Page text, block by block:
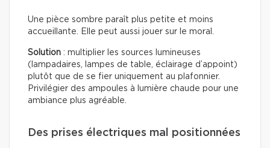
Une pièce sombre paraît plus petite et moins
accueillante. Elle peut aussi jouer sur le moral.
Solution : multiplier les sources lumineuses
(lampadaires, lampes de table, éclairage d’appoint)
plutôt que de se fier uniquement au plafonnier.
Privilégier des ampoules à lumière chaude pour une
ambiance plus agréable.
Des prises électriques mal positionnées